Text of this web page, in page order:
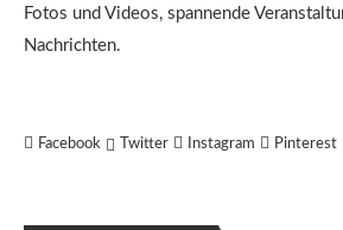
Fotos und Videos, spannende
Nachrichten.
Facebook Twitter Instagram Pinterest